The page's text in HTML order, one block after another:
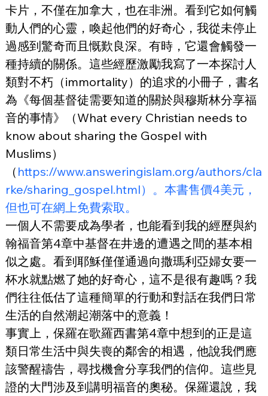
卡片，不僅在加拿大，也在非洲。看到它如何觸
動人們的心靈，喚起他們的好奇心，我從未停止
過感到驚奇而且慨歎良深。有時，它還會觸發一
種持續的關係。這些經歷激勵我寫了一本探討人
類對不朽（immortality）的追求的小冊子，書名
為《每個基督徒需要知道的關於與穆斯林分享福
音的事情》（What every Christian needs to
know about sharing the Gospel with
Muslims）
（ https://www.answeringislam.org/authors/cla
rke/sharing_gospel.html）。本書售價4美元，
但也可在網上免費索取。
一個人不需要成為學者，也能看到我的經歷與約
翰福音第4章中基督在井邊的遭遇之間的基本相
似之處。看到耶穌僅僅通過向撒瑪利亞婦女要一
杯水就點燃了她的好奇心，這不是很有趣嗎？我
們往往低估了這種簡單的行動和對話在我們日常
生活的自然潮起潮落中的意義！
事實上，保羅在歌羅西書第4章中想到的正是這
類日常生活中與失喪的鄰舍的相遇，他說我們應
該警醒禱告，尋找機會分享我們的信仰。這些見
證的大門涉及到講明福音的奧秘。保羅還說，我